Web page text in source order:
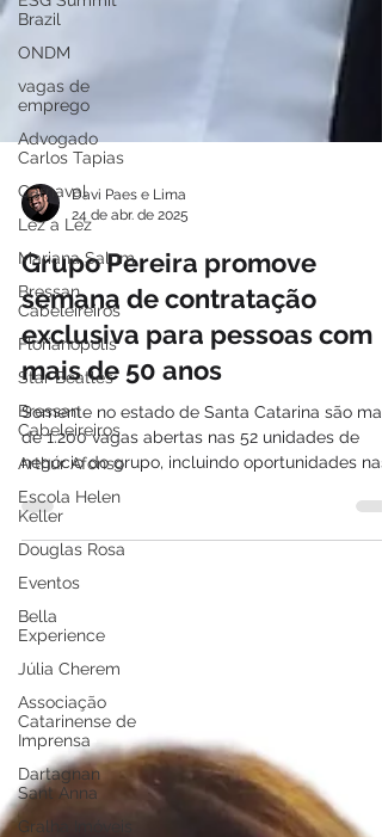
Brazil
ONDM
vagas de
emprego
Advogado
Carlos Tapias
Carnaval
Lez a Lez
Mariana Salum
Bressan
Cabeleireiros
Florianópolis
Star Beatles
Bressan
Cabeleireiros
Arthur Afonso
Escola Helen
Keller
Douglas Rosa
Eventos
Bella
Experience
Júlia Cherem
Associação
Catarinense de
Imprensa
Dartagnan
Sant Anna
Gralha Imóveis
24 de abr. de 2025
Grupo Pereira promove
semana de contratação
exclusiva para pessoas com
mais de 50 anos
Somente no estado de Santa Catarina são
negócio do grupo, incluindo oportunidades nas
SempreFort; inscrições são válidas de 28 de
abril a 3 de maio